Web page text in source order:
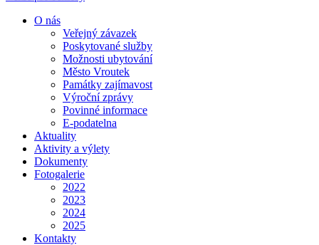
O nás
Veřejný závazek
Poskytované služby
Možnosti ubytování
Město Vroutek
Památky zajímavost
Výroční zprávy
Povinné informace
E-podatelna
Aktuality
Aktivity a výlety
Dokumenty
Fotogalerie
2022
2023
2024
2025
Kontakty